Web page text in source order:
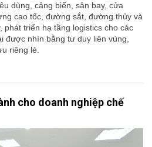
dùng, cảng biển, sân bay, cửa
cao tốc, đường sắt, đường thủy và
phát triển hạ tầng logistics cho các
được nhìn bằng tư duy liên vùng,
riêng lẻ.
cho doanh nghiệp chế